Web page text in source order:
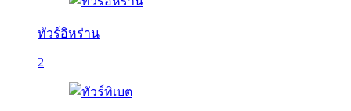
ทัวร์อิหร่าน
2